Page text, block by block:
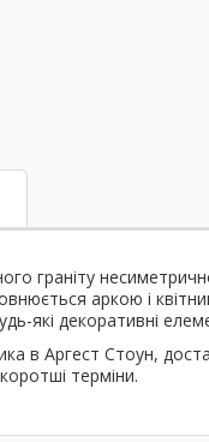
граніту
аркою і
які декоративні
в Аргест Стоун,
терміни.